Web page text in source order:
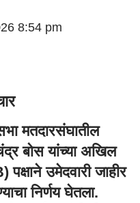
8:54 pm
मतदारसंघातील
बोस यांच्या अखिल
उमेदवारी जाहीर
निर्णय घेतला.